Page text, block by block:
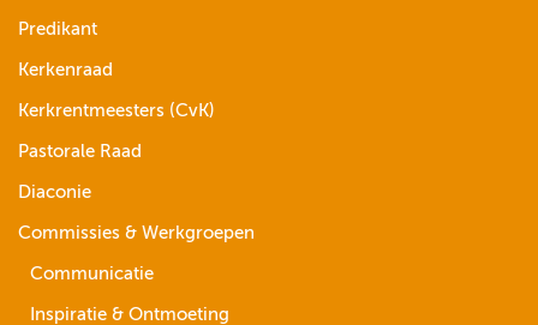
Predikant
Kerkenraad
Kerkrentmeesters (CvK)
Pastorale Raad
Diaconie
Commissies & Werkgroepen
Communicatie
Inspiratie & Ontmoeting